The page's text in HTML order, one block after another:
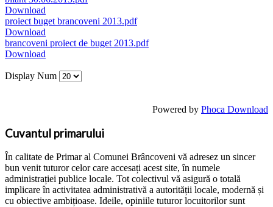
Download
proiect buget brancoveni 2013.pdf
Download
brancoveni proiect de buget 2013.pdf
Download
Display Num
Powered by Phoca Download
Cuvantul primarului
În calitate de Primar al Comunei Brâncoveni vă adresez un sincer
bun venit tuturor celor care accesați acest site, în numele
administrației publice locale. Tot colectivul vă asigură o totală
implicare în activitatea administrativă a autorității locale, modernă și
cu obiective ambițioase. Ideile, opiniile tuturor locuitorilor sunt